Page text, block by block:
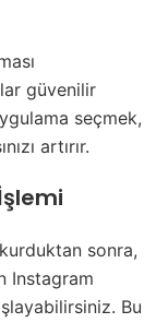
güvenilir
seçmek,
artırır.
sonra,
Instagram
Bu